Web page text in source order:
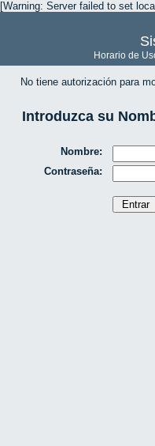
[Warning: Server failed to set
Horario de
No tiene autorización para
Introduzca su
Nombre:
Contraseña: